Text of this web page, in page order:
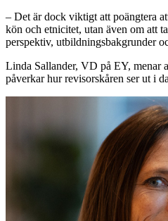
– Det är dock viktigt att poängtera
kön och etnicitet, utan även om att
perspektiv, utbildningsbakgrunder
Linda Sallander, VD på EY, menar
påverkar hur revisorskåren ser ut i